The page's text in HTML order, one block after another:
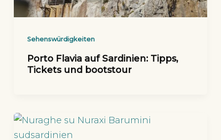
Sehenswürdigkeiten
Porto Flavia auf Sardinien: Tipps,
Tickets und bootstour